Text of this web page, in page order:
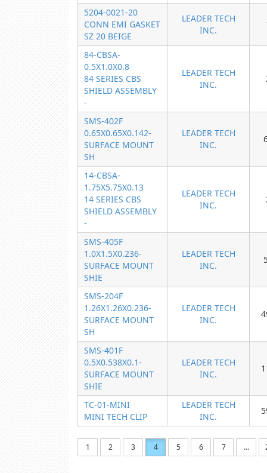
5204-0021-20
CONN EMI GASKET
SZ 20 BEIGE
LEADER TECH
INC.
84-CBSA-
0.5X1.0X0.8
84 SERIES CBS
SHIELD ASSEMBLY
-
LEADER TECH
INC.
SMS-402F
0.65X0.65X0.142-
SURFACE MOUNT
SH
LEADER TECH
INC.
14-CBSA-
1.75X5.75X0.13
14 SERIES CBS
SHIELD ASSEMBLY
-
LEADER TECH
INC.
SMS-405F
1.0X1.5X0.236-
SURFACE MOUNT
SHIE
LEADER TECH
INC.
SMS-204F
1.26X1.26X0.236-
SURFACE MOUNT
SH
LEADER TECH
INC.
SMS-401F
0.5X0.538X0.1-
SURFACE MOUNT
SHIE
LEADER TECH
INC.
TC-01-MINI
MINI TECH CLIP
LEADER TECH
INC.
1 2 3 4 5 6 7 ...